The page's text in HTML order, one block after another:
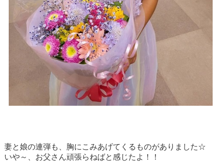
妻と娘の連弾も、胸にこみあげてくるものがありました☆
いや～、お父さん頑張らねばと感じたよ！！